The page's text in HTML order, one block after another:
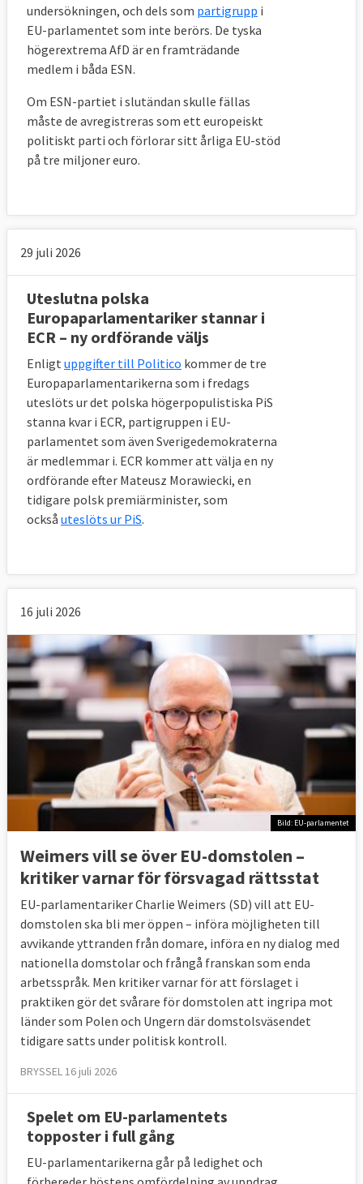
undersökningen, och dels som partigrupp i
EU-parlamentet som inte berörs. De tyska
högerextrema AfD är en framträdande
medlem i båda ESN.
Om ESN-partiet i slutändan skulle fällas
måste de avregistreras som ett europeiskt
politiskt parti och förlorar sitt årliga EU-stöd
på tre miljoner euro.
29 juli 2026
Uteslutna polska
Europaparlamentariker stannar i
ECR – ny ordförande väljs
Enligt uppgifter till Politico kommer de tre
Europaparlamentarikerna som i fredags
uteslöts ur det polska högerpopulistiska PiS
stanna kvar i ECR, partigruppen i EU-
parlamentet som även Sverigedemokraterna
är medlemmar i. ECR kommer att välja en ny
ordförande efter Mateusz Morawiecki, en
tidigare polsk premiärminister, som
också uteslöts ur PiS.
16 juli 2026
Bild: EU-parlamentet
Weimers vill se över EU-domstolen –
kritiker varnar för försvagad rättsstat
EU-parlamentariker Charlie Weimers (SD) vill att EU-
domstolen ska bli mer öppen – införa möjligheten till
avvikande yttranden från domare, införa en ny dialog med
nationella domstolar och frångå franskan som enda
arbetsspråk. Men kritiker varnar för att förslaget i
praktiken gör det svårare för domstolen att ingripa mot
länder som Polen och Ungern där domstolsväsendet
tidigare satts under politisk kontroll.
BRYSSEL 16 juli 2026
Spelet om EU-parlamentets
topposter i full gång
EU-parlamentarikerna går på ledighet och